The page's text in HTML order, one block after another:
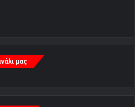
μας